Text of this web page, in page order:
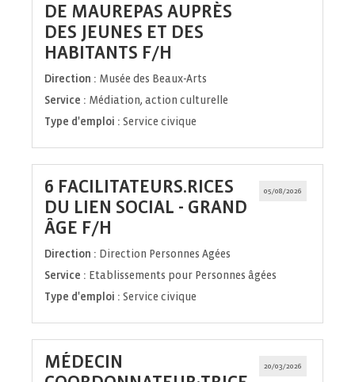
DE MAUREPAS AUPRÈS
DES JEUNES ET DES
HABITANTS F/H
fenêtre)
Direction : Musée des Beaux-Arts
Service : Médiation, action culturelle
Type d'emploi : Service civique
05/08/2026
6 FACILITATEURS.RICES
DU LIEN SOCIAL - GRAND
ÂGE F/H
fenêtre)
Direction : Direction Personnes Agées
Service : Etablissements pour Personnes âgées
Type d'emploi : Service civique
20/03/2026
MÉDECIN